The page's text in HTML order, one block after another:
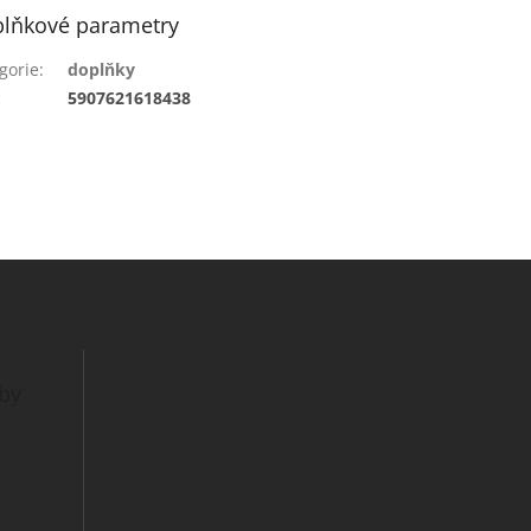
parametry
:
doplňky
5907621618438